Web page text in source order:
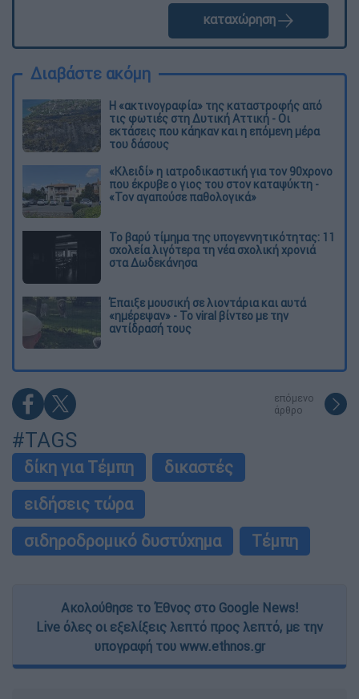
καταχώρηση
Διαβάστε ακόμη
Η «ακτινογραφία» της καταστροφής από
τις φωτιές στη Δυτική Αττική - Οι
εκτάσεις που κάηκαν και η επόμενη μέρα
του δάσους
«Κλειδί» η ιατροδικαστική για τον 90χρονο
που έκρυβε ο γιος του στον καταψύκτη -
«Τον αγαπούσε παθολογικά»
Το βαρύ τίμημα της υπογεννητικότητας: 11
σχολεία λιγότερα τη νέα σχολική χρονιά
στα Δωδεκάνησα
Έπαιξε μουσική σε λιοντάρια και αυτά
«ημέρεψαν» - Το viral βίντεο με την
αντίδρασή τους
επόμενο
άρθρο
#TAGS
δίκη για Τέμπη
δικαστές
ειδήσεις τώρα
σιδηροδρομικό δυστύχημα
Τέμπη
Ακολούθησε το Έθνος στο Google News!
Live όλες οι εξελίξεις λεπτό προς λεπτό, με την
υπογραφή του www.ethnos.gr